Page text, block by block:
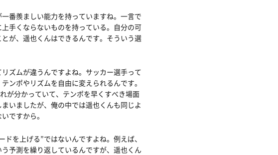
番羨ましい能力を持っていますね。一言で
手くならないものを持っている。自分の可
が、遥也くんはできるんです。そういう選
ズムが違うんですよね。サッカー選手って
ンポやリズムを自由に変えられるんです。
が分かっていて、テンポを早くすべき場面
いましたが、俺の中では遥也くんも同じよ
ですから。
を上げる”ではないんですよね。例えば、
予測を繰り返しているんですが、遥也くん